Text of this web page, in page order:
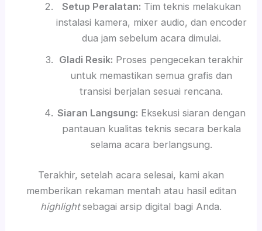
Setup Peralatan: Tim teknis melakukan
instalasi kamera, mixer audio, dan encoder
dua jam sebelum acara dimulai.
Gladi Resik: Proses pengecekan terakhir
untuk memastikan semua grafis dan
transisi berjalan sesuai rencana.
Siaran Langsung: Eksekusi siaran dengan
pantauan kualitas teknis secara berkala
selama acara berlangsung.
Terakhir, setelah acara selesai, kami akan
memberikan rekaman mentah atau hasil editan
highlightsebagai arsip digital bagi Anda.